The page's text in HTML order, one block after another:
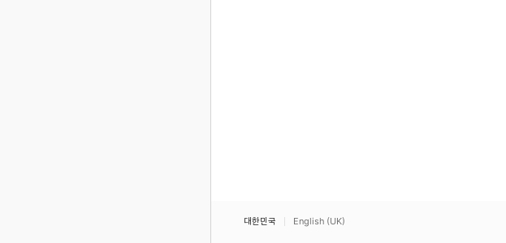
대한민국 English (UK)